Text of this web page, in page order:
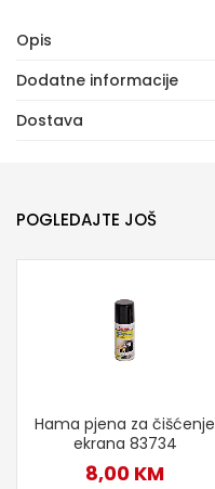
Opis
Dodatne informacije
Dostava
POGLEDAJTE JOŠ
Hama pjena za čišćenje
ekrana 83734
8,00 KM